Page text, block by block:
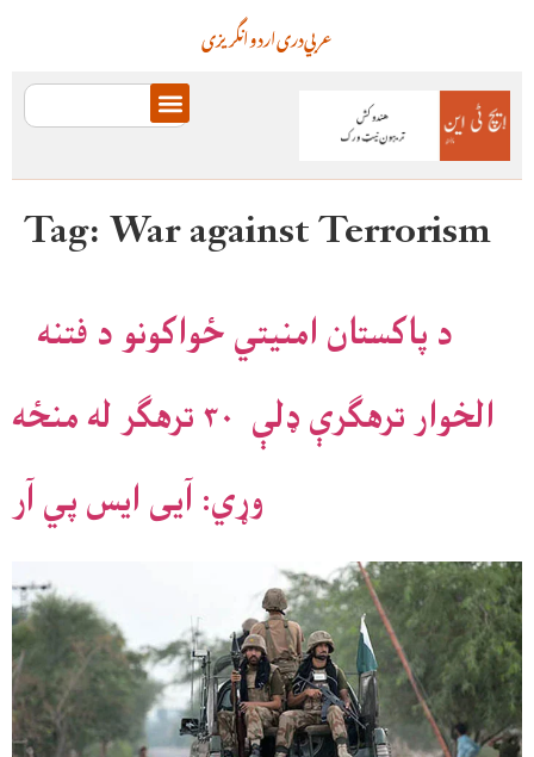
انگریزیاردودریعربي
Tag:War against Terrorism
الخوار ترهګرې ډلې ۳۰ ترهګر له منځه
وړي: آیی ایس پي آر